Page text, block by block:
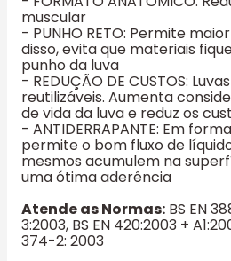
muscular
- PUNHO RETO: Permite
disso, evita que materiais
punho da luva
- REDUÇÃO DE CUSTOS:
reutilizáveis. Aumenta
de vida da luva e reduz os
- ANTIDERRAPANTE: Em
permite o bom fluxo de
mesmos acumulem na
uma ótima aderência
Atende as Normas: BS EN
3:2003, BS EN 420:2003 +
374-2: 2003